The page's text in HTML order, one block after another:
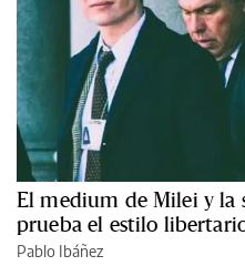
El medium de Milei y la
prueba el estilo
Pablo Ibáñez